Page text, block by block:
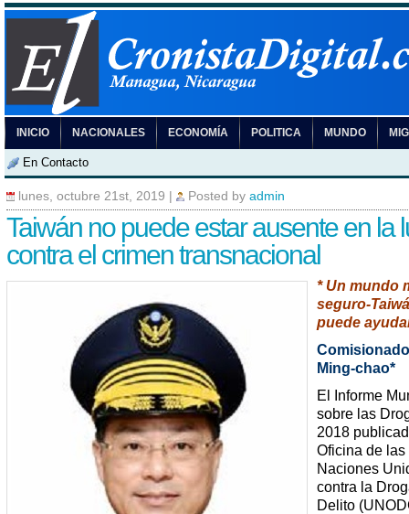
INICIO NACIONALES ECONOMÍA POLITICA MUNDO
En Contacto
lunes, octubre 21st, 2019 Posted by admin
Taiwán no puede estar ausente en la
contra el crimen transnacional
* Un mundo
seguro-
puede
Ming-chao*
El Informe
sobre las
2018
Oficina de las
Naciones
contra la
Delito